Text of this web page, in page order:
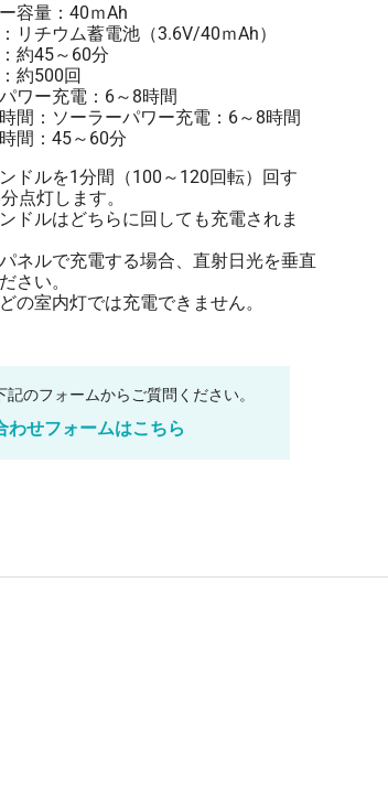
容量：40ｍAh
リチウム蓄電池（3.6V/40ｍAh）
約45～60分
約500回
ワー充電：6～8時間
間：ソーラーパワー充電：6～8時間
間：45～60分
ドルを1分間（100～120回転）回す
点灯します。
ドルはどちらに回しても充電されま
ネルで充電する場合、直射日光を垂直
さい。
の室内灯では充電できません。
のフォームからご質問ください。
わせフォームはこちら